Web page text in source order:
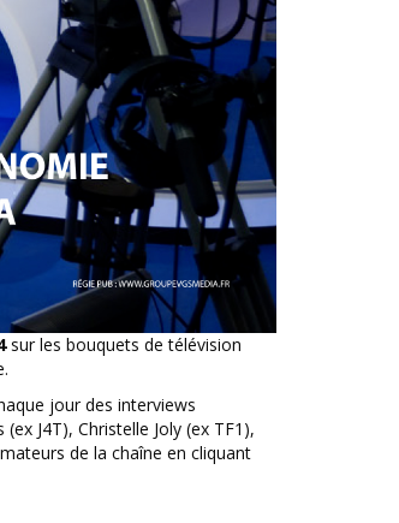
sur les bouquets de télévision
jour des interviews
J4T), Christelle Joly (ex TF1),
de la chaîne en cliquant